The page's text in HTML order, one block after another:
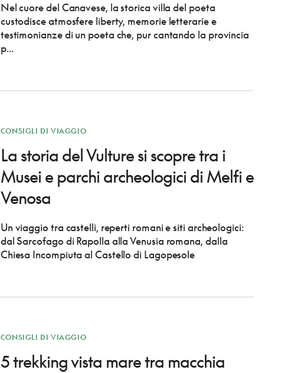
Nel cuore del Canavese, la storica villa del poeta
custodisce atmosfere liberty, memorie letterarie e
testimonianze di un poeta che, pur cantando la provincia
p...
CONSIGLI DI VIAGGIO
La storia del Vulture si scopre tra i
Musei e parchi archeologici di Melfi e
Venosa
Un viaggio tra castelli, reperti romani e siti archeologici:
dal Sarcofago di Rapolla alla Venusia romana, dalla
Chiesa Incompiuta al Castello di Lagopesole
CONSIGLI DI VIAGGIO
5 trekking vista mare tra macchia